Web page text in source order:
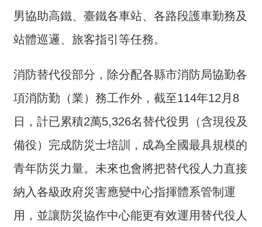
政
私
保
護
政
策
政
府
網
站
男協助高鐵、臺鐵各車站、各路段護車勤務及
站體巡邏、旅客指引等任務。
消防替代役部分，除分配各縣市消防局協勤各
項消防勤（業）務工作外，截至114年12月8
日，計已累積2萬5,326名替代役男（含現役及
備役）完成防災士培訓，成為全國最具規模的
青年防災力量。未來也會將把替代役人力直接
納入各級政府災害應變中心指揮體系管制運
用，並讓防災協作中心能更有效運用替代役人